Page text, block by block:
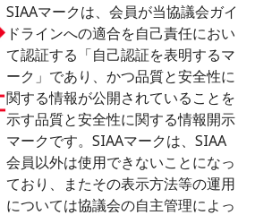
SIAAマークは、会員が当協議会ガイ
ドラインへの適合を自己責任におい
て認証する「自己認証を表明するマ
ーク」であり、かつ品質と安全性に
関する情報が公開されていることを
示す品質と安全性に関する情報開示
マークです。SIAAマークは、SIAA
会員以外は使用できないことになっ
ており、またその表示方法等の運用
については協議会の自主管理によっ